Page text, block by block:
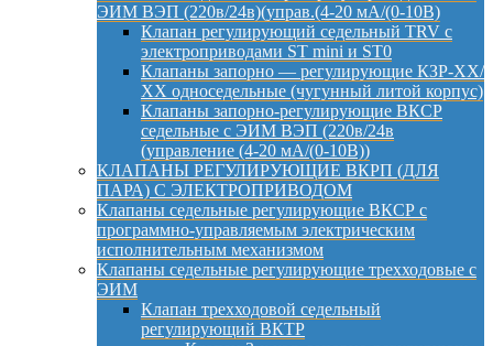
ЭИМ ВЭП (220в/24в)(управ.(4-20 мА/(0-10В)
Клапан регулирующий седельный TRV с
электроприводами ST mini и ST0
Клапаны запорно — регулирующие КЗР-ХХ/
ХХ односедельные (чугунный литой корпус)
Клапаны запорно-регулирующие ВКСР
седельные с ЭИМ ВЭП (220в/24в
(управление (4-20 мА/(0-10В))
КЛАПАНЫ РЕГУЛИРУЮЩИЕ ВКРП (ДЛЯ
ПАРА) С ЭЛЕКТРОПРИВОДОМ
Клапаны седельные регулирующие ВКСР с
программно-управляемым электрическим
исполнительным механизмом
Клапаны седельные регулирующие трехходовые с
ЭИМ
Клапан трехходовой седельный
регулирующий ВКТР